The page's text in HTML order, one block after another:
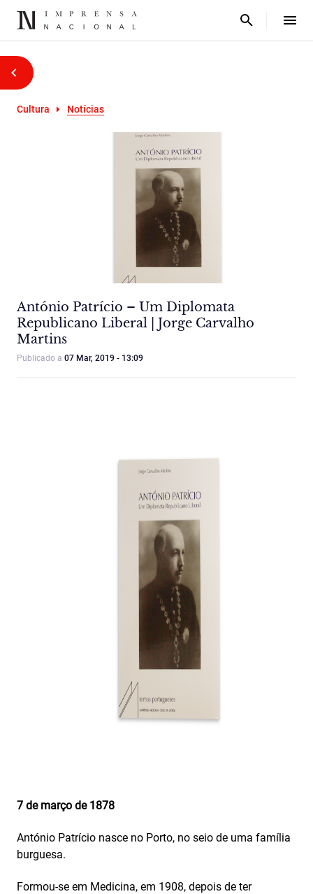
Cultura Notícias
António Patrício – Um Diplomata
Republicano Liberal | Jorge Carvalho
Martins
Publicado a 07 Mar, 2019 - 13:09
7 de março de 1878
António Patrício nasce no Porto, no seio de uma família
burguesa.
Formou-se em Medicina, em 1908, depois de ter